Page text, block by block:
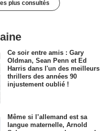
plus consultés
Ce soir entre amis : Gary
Oldman, Sean Penn et Ed
Harris dans l'un des meilleurs
thrillers des années 90
injustement oublié !
Même si l’allemand est sa
langue maternelle, Arnold